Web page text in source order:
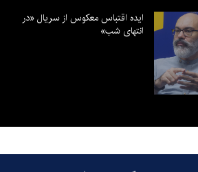
ایده اقتباس معکوس از سریال «در
انتهای شب»